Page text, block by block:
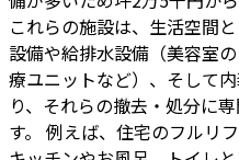
これらの施設は、生活空間
設備や給排水設備（美容室
療ユニットなど）、そして
り、それらの撤去・処分に
す。 例えば、住宅のフルリ